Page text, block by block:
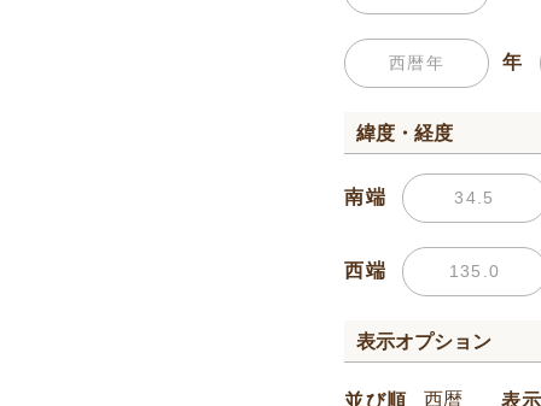
年
緯度・経度
南端
西端
表示オプション
並び順 表